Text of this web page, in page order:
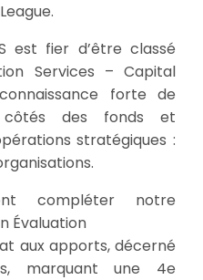
est fier d’être classé
Services – Capital
forte de
des fonds et
stratégiques :
compléter notre
Évaluation
aux apports, décerné
marquant une 4e